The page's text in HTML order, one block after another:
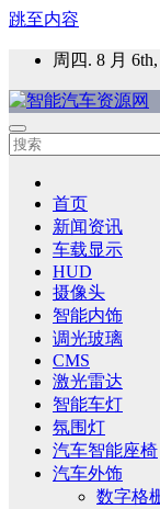
跳至内容
周四. 8 月
智能汽车资源网
智能表面，智能内
首页
新闻资讯
车载显示
HUD
摄像头
智能内饰
调光玻璃
CMS
激光雷达
智能车灯
氛围灯
汽车智能座椅
汽车外饰
数字格